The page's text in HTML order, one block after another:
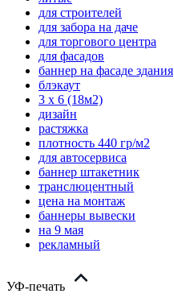
для строителей
для забора на даче
для торгового центра
для фасадов
баннер на фасаде здания
блэкаут
3 х 6 (18м2)
дизайн
растяжка
плотность 440 гр/м2
для автосервиса
баннер штакетник
транслюцентный
цена на монтаж
баннеры вывески
на 9 мая
рекламный
УФ-печать